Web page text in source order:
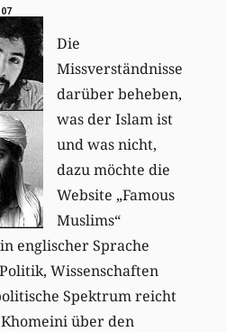
Die
Missverständnisse
darüber beheben,
was der Islam ist
und was nicht,
dazu möchte die
Website „Famous
Muslims“
englischer Sprache
Wissenschaften
Spektrum reicht
über den